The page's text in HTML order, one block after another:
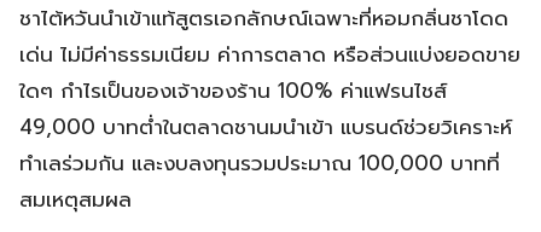
ชาไต้หวันนำเข้าแท้สูตรเอกลักษณ์เฉพาะที่หอมกลิ่นชาโดด
เด่น ไม่มีค่าธรรมเนียม ค่าการตลาด หรือส่วนแบ่งยอดขาย
ใดๆ กำไรเป็นของเจ้าของร้าน 100% ค่าแฟรนไชส์
49,000 บาทต่ำในตลาดชานมนำเข้า แบรนด์ช่วยวิเคราะห์
ทำเลร่วมกัน และงบลงทุนรวมประมาณ 100,000 บาทที่
สมเหตุสมผล